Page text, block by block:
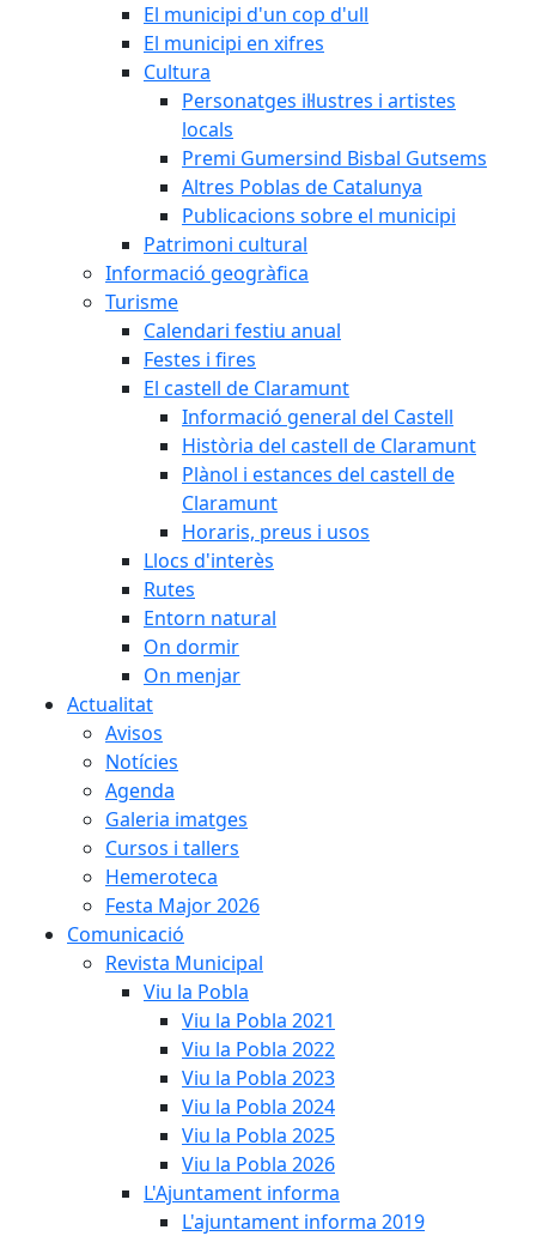
El municipi d'un cop d'ull
El municipi en xifres
Cultura
Personatges il·lustres i artistes
locals
Premi Gumersind Bisbal Gutsems
Altres Poblas de Catalunya
Publicacions sobre el municipi
Patrimoni cultural
Informació geogràfica
Turisme
Calendari festiu anual
Festes i fires
El castell de Claramunt
Informació general del Castell
Història del castell de Claramunt
Plànol i estances del castell de
Claramunt
Horaris, preus i usos
Llocs d'interès
Rutes
Entorn natural
On dormir
On menjar
Actualitat
Avisos
Notícies
Agenda
Galeria imatges
Cursos i tallers
Hemeroteca
Festa Major 2026
Comunicació
Revista Municipal
Viu la Pobla
Viu la Pobla 2021
Viu la Pobla 2022
Viu la Pobla 2023
Viu la Pobla 2024
Viu la Pobla 2025
Viu la Pobla 2026
L'Ajuntament informa
L'ajuntament informa 2019